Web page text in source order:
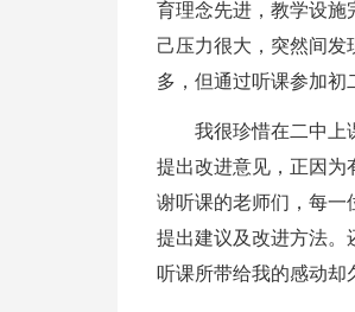
育理念先进，教学设施
己压力很大，突然间发
多，但通过听课参加初
我很珍惜在二中上
提出改进意见，正因为
谢听课的老师们，每一
提出建议及改进方法。
听课所带给我的感动却